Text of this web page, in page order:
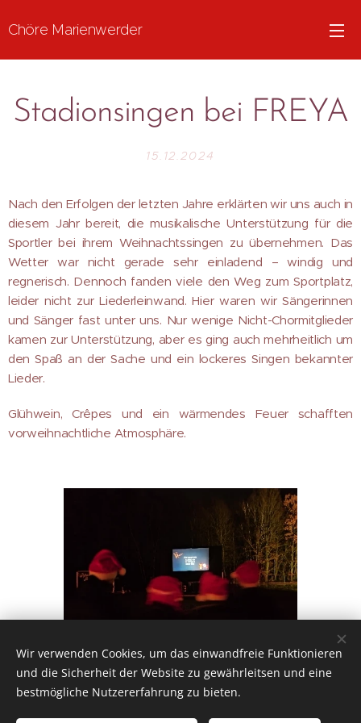
Chöre Marienwerder
Stadionsingen bei FREYA
15.12.2024
Nach den Erfolgen der letzten Jahre erklärten wir uns auch in
diesem Jahr bereit, die musikalische Unterstützung für die
Sportler bei ihrem Weihnachtssingen zu übernehmen. Das
Wetter war nicht gerade sehr einladend – windig und
regnerisch. Dennoch fanden viele den Weg zum Sportplatz,
leider nicht zur Liederleinwand. Hier waren wir Sängerinnen
und Sänger fast unter uns. Nur wenige Nicht-Chormitglieder
kamen zur Unterstützung, aber es ging auch mehrheitlich um
den Spaß an der Sache und ein lockeres Singen bekannter
Lieder.
Glühwein, Crêpes und ein wärmendes Feuer schafften
vorweihnachtliche Atmosphäre.
Wir verwenden Cookies, um das einwandfreie Funktionieren
und die Sicherheit der Website zu gewährleitsen und eine
bestmögliche Nutzererfahrung zu bieten.